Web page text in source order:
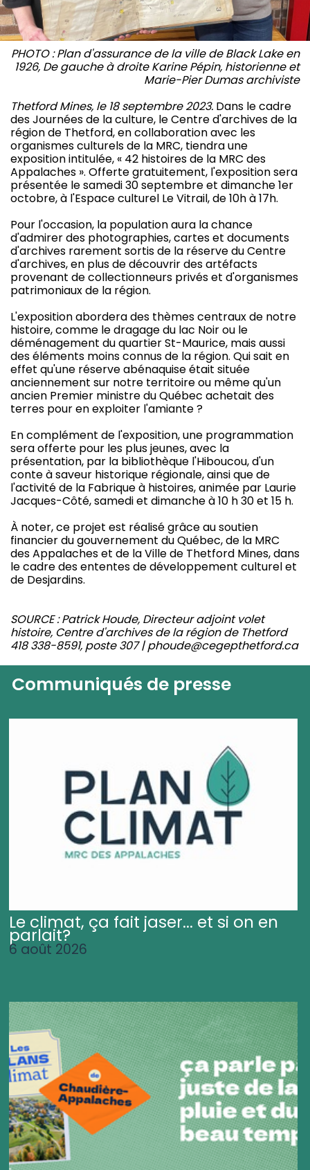
PHOTO : Plan d'assurance de la ville de Black Lake en
1926, De gauche à droite Karine Pépin, historienne et
Marie-Pier Dumas archiviste
Thetford Mines, le 18 septembre 2023. Dans le cadre
des Journées de la culture, le Centre d'archives de la
région de Thetford, en collaboration avec les
organismes culturels de la MRC, tiendra une
exposition intitulée, « 42 histoires de la MRC des
Appalaches ». Offerte gratuitement, l'exposition sera
présentée le samedi 30 septembre et dimanche 1er
octobre, à l'Espace culturel Le Vitrail, de 10h à 17h.
Pour l'occasion, la population aura la chance
d'admirer des photographies, cartes et documents
d'archives rarement sortis de la réserve du Centre
d'archives, en plus de découvrir des artéfacts
provenant de collectionneurs privés et d'organismes
patrimoniaux de la région.
L'exposition abordera des thèmes centraux de notre
histoire, comme le dragage du lac Noir ou le
déménagement du quartier St-Maurice, mais aussi
des éléments moins connus de la région. Qui sait en
effet qu'une réserve abénaquise était située
anciennement sur notre territoire ou même qu'un
ancien Premier ministre du Québec achetait des
terres pour en exploiter l'amiante ?
En complément de l'exposition, une programmation
sera offerte pour les plus jeunes, avec la
présentation, par la bibliothèque l'Hiboucou, d'un
conte à saveur historique régionale, ainsi que de
l'activité de la Fabrique à histoires, animée par Laurie
Jacques-Côté, samedi et dimanche à 10 h 30 et 15 h.
À noter, ce projet est réalisé grâce au soutien
financier du gouvernement du Québec, de la MRC
des Appalaches et de la Ville de Thetford Mines, dans
le cadre des ententes de développement culturel et
de Desjardins.
SOURCE : Patrick Houde, Directeur adjoint volet
histoire, Centre d'archives de la région de Thetford
418 338-8591, poste 307 | phoude@cegepthetford.ca
Communiqués de presse
Le climat, ça fait jaser... et si on en
parlait?
6 août 2026